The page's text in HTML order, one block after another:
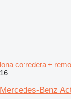
lona corredera +
16
Mercedes-Benz